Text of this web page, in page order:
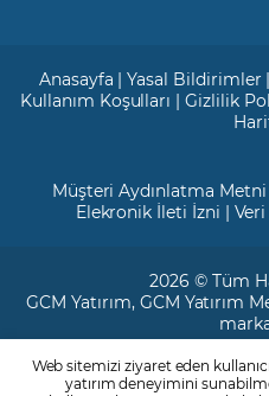
Anasayfa |Yasal Bildirimler |
Kullanım Koşulları |Gizlilik
Müşteri Aydınlatma Metni
Elekronik İleti İzni |
2026 © Tüm
GCM Yatırım, GCM Yatırım
Ticari Sicil
Maslak V.D.
Web sitemizi ziyaret eden
yatırım deneyimini